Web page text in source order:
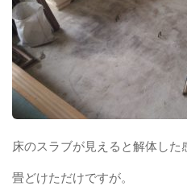
床のスラブが見えると解体した
畳どけただけですが。